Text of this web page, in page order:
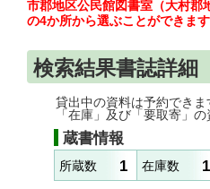
市郡地区公民館図書室（大村郡
の4か所から選ぶことができます
検索結果書誌詳細
貸出中の資料は予約できま
「在庫」及び「要取寄」
蔵書情報
所蔵数 1 在庫数 1